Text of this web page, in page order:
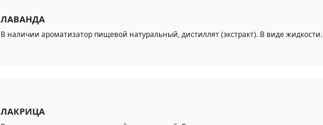
ЛАВАНДА
В наличии ароматизатор пищевой натуральный, дистиллят (экстракт). В виде жидкости.
ЛАКРИЦА